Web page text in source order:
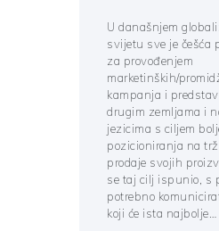
U današnjem
svijetu sve je češća
za provođenjem
marketinških/
kampanja i
drugim zemljama i
jezicima s ciljem
pozicioniranja na
prodaje svojih
se taj cilj ispunio, s
potrebno
koji će ista najbolje…